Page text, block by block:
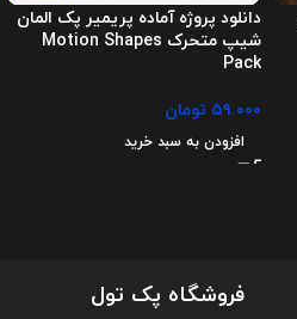
دانلود پروژه آماده پریمیر پک المان
شیپ متحرک Motion Shapes
Pack
۵۹.۰۰۰ تومان
افزودن به سبد خرید
فروشگاه پک تول